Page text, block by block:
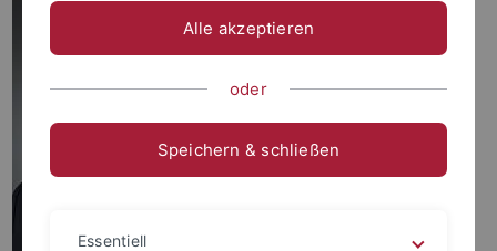
Alle akzeptieren
oder
Speichern & schließen
Essentiell